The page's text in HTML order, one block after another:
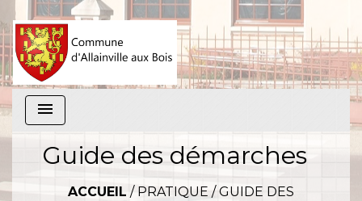
menu
Guide des démarches
ACCUEIL / PRATIQUE /GUIDE DES